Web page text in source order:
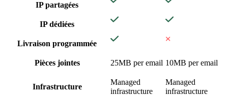
IP partagées
IP dédiées
Livraison programmée
Pièces jointes 25MB per email 10MB per email
Infrastructure
Managed
infrastructure
Managed
infrastructure